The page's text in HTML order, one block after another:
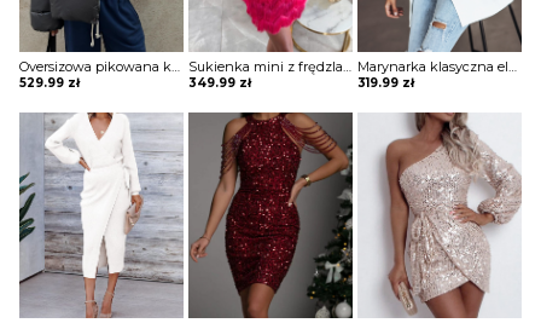
Oversizowa pikowana kurtka puchowa z kapturem Thamara
529.99 zł
Sukienka mini z frędzlami na spódnicy Potita
349.99 zł
Marynarka klasyczna elegancka Evridiki
319.99 zł